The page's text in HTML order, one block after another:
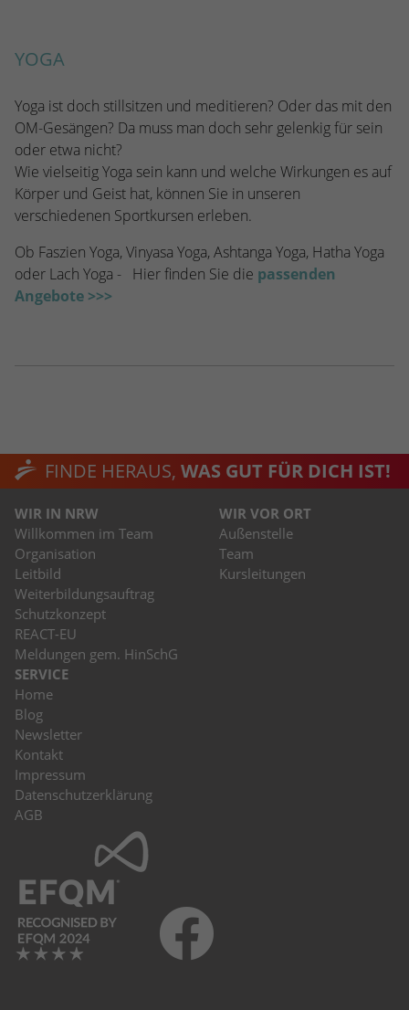
YOGA
Yoga ist doch stillsitzen und meditieren? Oder das mit den
OM-Gesängen? Da muss man doch sehr gelenkig für sein
oder etwa nicht?
Wie vielseitig Yoga sein kann und welche Wirkungen es auf
Körper und Geist hat, können Sie in unseren
verschiedenen Sportkursen erleben.
Ob Faszien Yoga, Vinyasa Yoga, Ashtanga Yoga, Hatha Yoga
oder Lach Yoga - Hier finden Sie die passenden
Angebote >>>
FINDE HERAUS, WAS GUT FÜR DICH IST!
WIR IN NRW
Willkommen im Team
Organisation
Leitbild
Weiterbildungsauftrag
Schutzkonzept
REACT-EU
Meldungen gem. HinSchG
WIR VOR ORT
Außenstelle
Team
Kursleitungen
SERVICE
Home
Blog
Newsletter
Kontakt
Impressum
Datenschutzerklärung
AGB